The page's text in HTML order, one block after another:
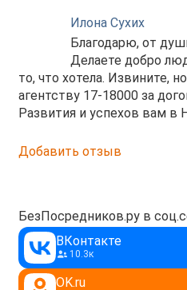
Илона Сухих
Благодарю, от
Делаете добро
то, что хотела. Извините,
агентству 17-18000 за
Развития и успехов вам в
Добавить отзыв
БезПосредников.ру в
ВКонтакте
10.3к
OK.ru